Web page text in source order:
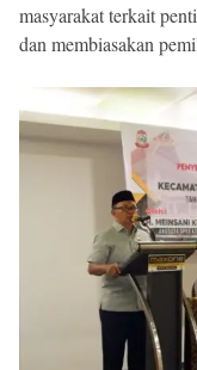
masyarakat terkait
dan membiasakan